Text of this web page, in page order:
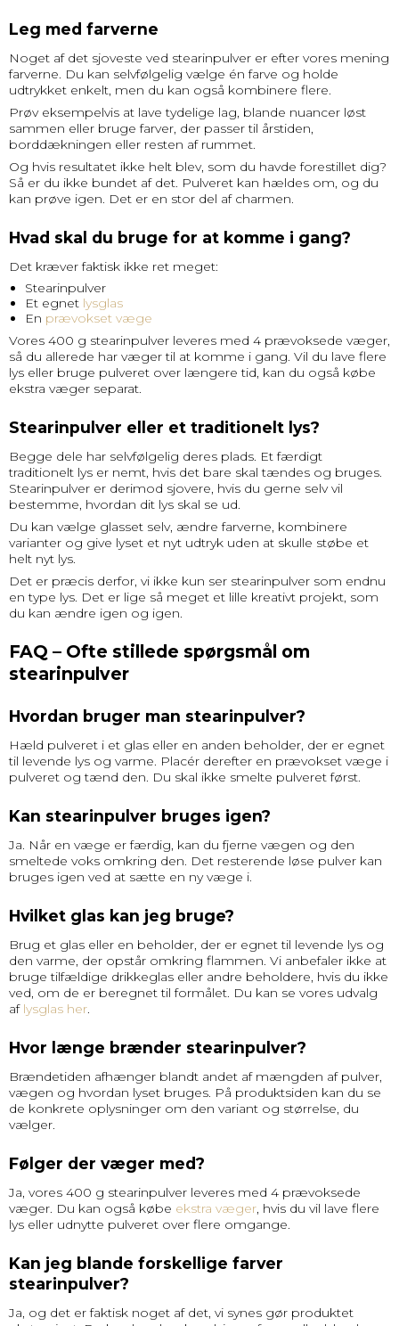
Leg med farverne
Noget af det sjoveste ved stearinpulver er efter vores mening
farverne. Du kan selvfølgelig vælge én farve og holde
udtrykket enkelt, men du kan også kombinere flere.
Prøv eksempelvis at lave tydelige lag, blande nuancer løst
sammen eller bruge farver, der passer til årstiden,
borddækningen eller resten af rummet.
Og hvis resultatet ikke helt blev, som du havde forestillet dig?
Så er du ikke bundet af det. Pulveret kan hældes om, og du
kan prøve igen. Det er en stor del af charmen.
Hvad skal du bruge for at komme i gang?
Det kræver faktisk ikke ret meget:
Stearinpulver
Et egnet lysglas
En prævokset væge
Vores 400 g stearinpulver leveres med 4 prævoksede væger,
så du allerede har væger til at komme i gang. Vil du lave flere
lys eller bruge pulveret over længere tid, kan du også købe
ekstra væger separat.
Stearinpulver eller et traditionelt lys?
Begge dele har selvfølgelig deres plads. Et færdigt
traditionelt lys er nemt, hvis det bare skal tændes og bruges.
Stearinpulver er derimod sjovere, hvis du gerne selv vil
bestemme, hvordan dit lys skal se ud.
Du kan vælge glasset selv, ændre farverne, kombinere
varianter og give lyset et nyt udtryk uden at skulle støbe et
helt nyt lys.
Det er præcis derfor, vi ikke kun ser stearinpulver som endnu
en type lys. Det er lige så meget et lille kreativt projekt, som
du kan ændre igen og igen.
FAQ – Ofte stillede spørgsmål om
stearinpulver
Hvordan bruger man stearinpulver?
Hæld pulveret i et glas eller en anden beholder, der er egnet
til levende lys og varme. Placér derefter en prævokset væge i
pulveret og tænd den. Du skal ikke smelte pulveret først.
Kan stearinpulver bruges igen?
Ja. Når en væge er færdig, kan du fjerne vægen og den
smeltede voks omkring den. Det resterende løse pulver kan
bruges igen ved at sætte en ny væge i.
Hvilket glas kan jeg bruge?
Brug et glas eller en beholder, der er egnet til levende lys og
den varme, der opstår omkring flammen. Vi anbefaler ikke at
bruge tilfældige drikkeglas eller andre beholdere, hvis du ikke
ved, om de er beregnet til formålet. Du kan se vores udvalg
af lysglas her.
Hvor længe brænder stearinpulver?
Brændetiden afhænger blandt andet af mængden af pulver,
vægen og hvordan lyset bruges. På produktsiden kan du se
de konkrete oplysninger om den variant og størrelse, du
vælger.
Følger der væger med?
Ja, vores 400 g stearinpulver leveres med 4 prævoksede
væger. Du kan også købe ekstra væger, hvis du vil lave flere
lys eller udnytte pulveret over flere omgange.
Kan jeg blande forskellige farver
stearinpulver?
Ja, og det er faktisk noget af det, vi synes gør produktet